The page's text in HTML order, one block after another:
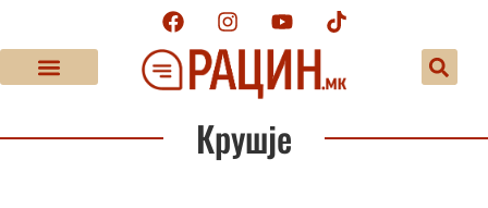
Крушје